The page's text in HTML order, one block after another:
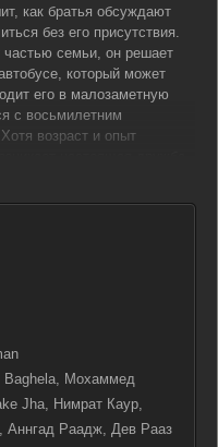
как братья обсуждают
без его присутствия.
семьи, он решает
который может
его в малозаметную
с восьмилетним
возраст и опыт
и неиссякаемым
проводником для
открывает мужчине
вновь ощутить вкус
надеясь найти
будет лишним. Тем
исчезновение,
движет уже не страх и
что-то такое, что
к своему старшему брату.
только время покажет.
на свободе с Баллу
Baghela, Мохаммед
Jha, Нимрат Каур,
Аннгад Раадж, Дев Рааз